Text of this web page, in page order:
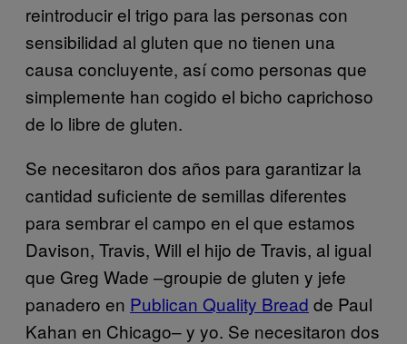
reintroducir el trigo para las personas con
sensibilidad al gluten que no tienen una
causa concluyente, así como personas que
simplemente han cogido el bicho caprichoso
de lo libre de gluten.
Se necesitaron dos años para garantizar la
cantidad suficiente de semillas diferentes
para sembrar el campo en el que estamos
Davison, Travis, Will el hijo de Travis, al igual
que Greg Wade –groupie de gluten y jefe
panadero en Publican Quality Bread de Paul
Kahan en Chicago– y yo. Se necesitaron dos